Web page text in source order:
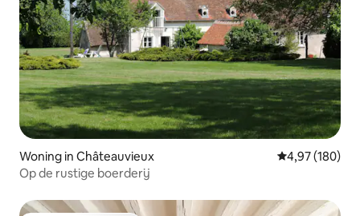
Woning in Châteauvieux Gemiddelde
4,97 (180)
Op de rustige boerderij